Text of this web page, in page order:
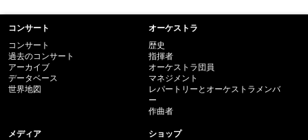
コンサート
コンサート
過去のコンサート
アーカイブ
データベース
世界地図
オーケストラ
歴史
指揮者
オーケストラ団員
マネジメント
レパートリーとオーケストラメンバ
ー
作曲者
メディア ショップ